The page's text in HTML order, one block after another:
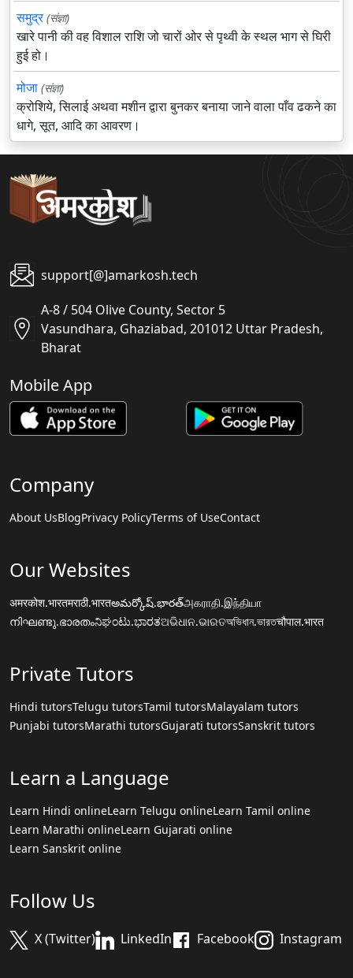
समुद्र (संज्ञा)
खारे पानी की वह विशाल राशि जो चारों ओर से पृथ्वी के स्थल भाग से घिरी
हुई हो।
मोजा (संज्ञा)
क्रोशिये, सिलाई अथवा मशीन द्वारा बुनकर बनाया जाने वाला पाँव ढकने का
धागे, सूत, आदि का आवरण।
support[@]amarkosh.tech
A-8 / 504 Olive County, Sector 5
Vasundhara, Ghaziabad, 201012 Uttar Pradesh,
Bharat
Mobile App
Company
About UsBlogPrivacy PolicyTerms of UseContact
Our Websites
अमरकोश.भारतमराठी.भारतఅమర్కోష్.భారత్அகராதி.இந்தியா
നിഘണ്ടു.ഭാരതംನಿಘಂಟು.ಭಾರತଅଭିଧାନ.ଭାରତঅভিধান.ভারতचौपाल.भारत
Private Tutors
Hindi tutorsTelugu tutorsTamil tutorsMalayalam tutors
Punjabi tutorsMarathi tutorsGujarati tutorsSanskrit tutors
Learn a Language
Learn Hindi onlineLearn Telugu onlineLearn Tamil online
Learn Marathi onlineLearn Gujarati online
Learn Sanskrit online
Follow Us
X (Twitter) LinkedIn Facebook Instagram